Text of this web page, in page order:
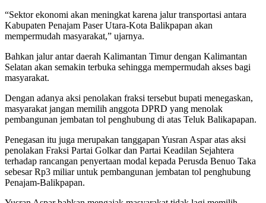
“Sektor ekonomi akan meningkat karena jalur transportasi antara
Kabupaten Penajam Paser Utara-Kota Balikpapan akan
mempermudah masyarakat,” ujarnya.
Bahkan jalur antar daerah Kalimantan Timur dengan Kalimantan
Selatan akan semakin terbuka sehingga mempermudah akses bagi
masyarakat.
Dengan adanya aksi penolakan fraksi tersebut bupati menegaskan,
masyarakat jangan memilih anggota DPRD yang menolak
pembangunan jembatan tol penghubung di atas Teluk Balikapapan.
Penegasan itu juga merupakan tanggapan Yusran Aspar atas aksi
penolakan Fraksi Partai Golkar dan Partai Keadilan Sejahtera
terhadap rancangan penyertaan modal kepada Perusda Benuo Taka
sebesar Rp3 miliar untuk pembangunan jembatan tol penghubung
Penajam-Balikpapan.